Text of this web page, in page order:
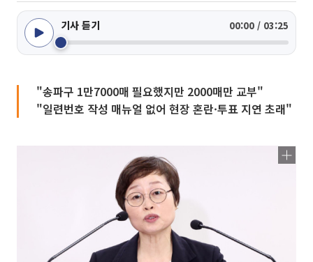
기사 듣기 00:00 / 03:25
"송파구 1만7000매 필요했지만 2000매만 교부"
"일련번호 작성 매뉴얼 없어 현장 혼란·투표 지연 초래"